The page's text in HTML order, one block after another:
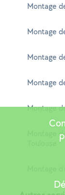
Montage
Montage
Montage
Montage
Montage
Montage
Montage